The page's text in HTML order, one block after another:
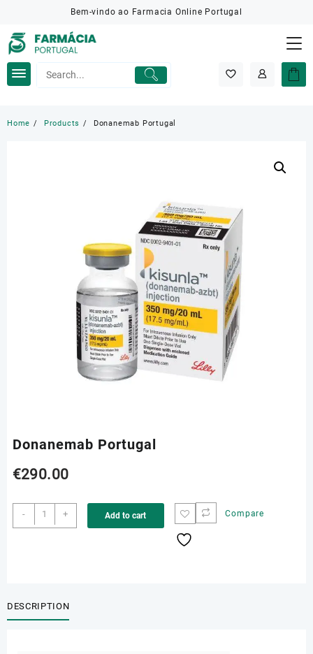
content
Bem-vindo ao Farmacia Online Portugal
Home Products Donanemab Portugal
Donanemab Portugal
€290.00
-
Donanemab
Portugal
+ Add to cart Compare
DESCRIPTION